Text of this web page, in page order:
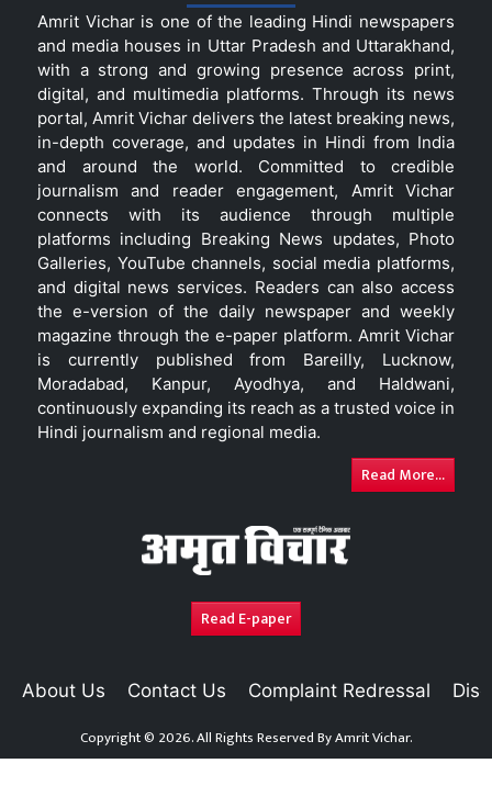
Amrit Vichar is one of the leading Hindi newspapers
and media houses in Uttar Pradesh and Uttarakhand,
with a strong and growing presence across print,
digital, and multimedia platforms. Through its news
portal, Amrit Vichar delivers the latest breaking news,
in-depth coverage, and updates in Hindi from India
and around the world. Committed to credible
journalism and reader engagement, Amrit Vichar
connects with its audience through multiple
platforms including Breaking News updates, Photo
Galleries, YouTube channels, social media platforms,
and digital news services. Readers can also access
the e-version of the daily newspaper and weekly
magazine through the e-paper platform. Amrit Vichar
is currently published from Bareilly, Lucknow,
Moradabad, Kanpur, Ayodhya, and Haldwani,
continuously expanding its reach as a trusted voice in
Hindi journalism and regional media.
Read More...
Read E-paper
About Us Contact Us Complaint Redressal
Copyright © 2026. All Rights Reserved ByAmrit Vichar.